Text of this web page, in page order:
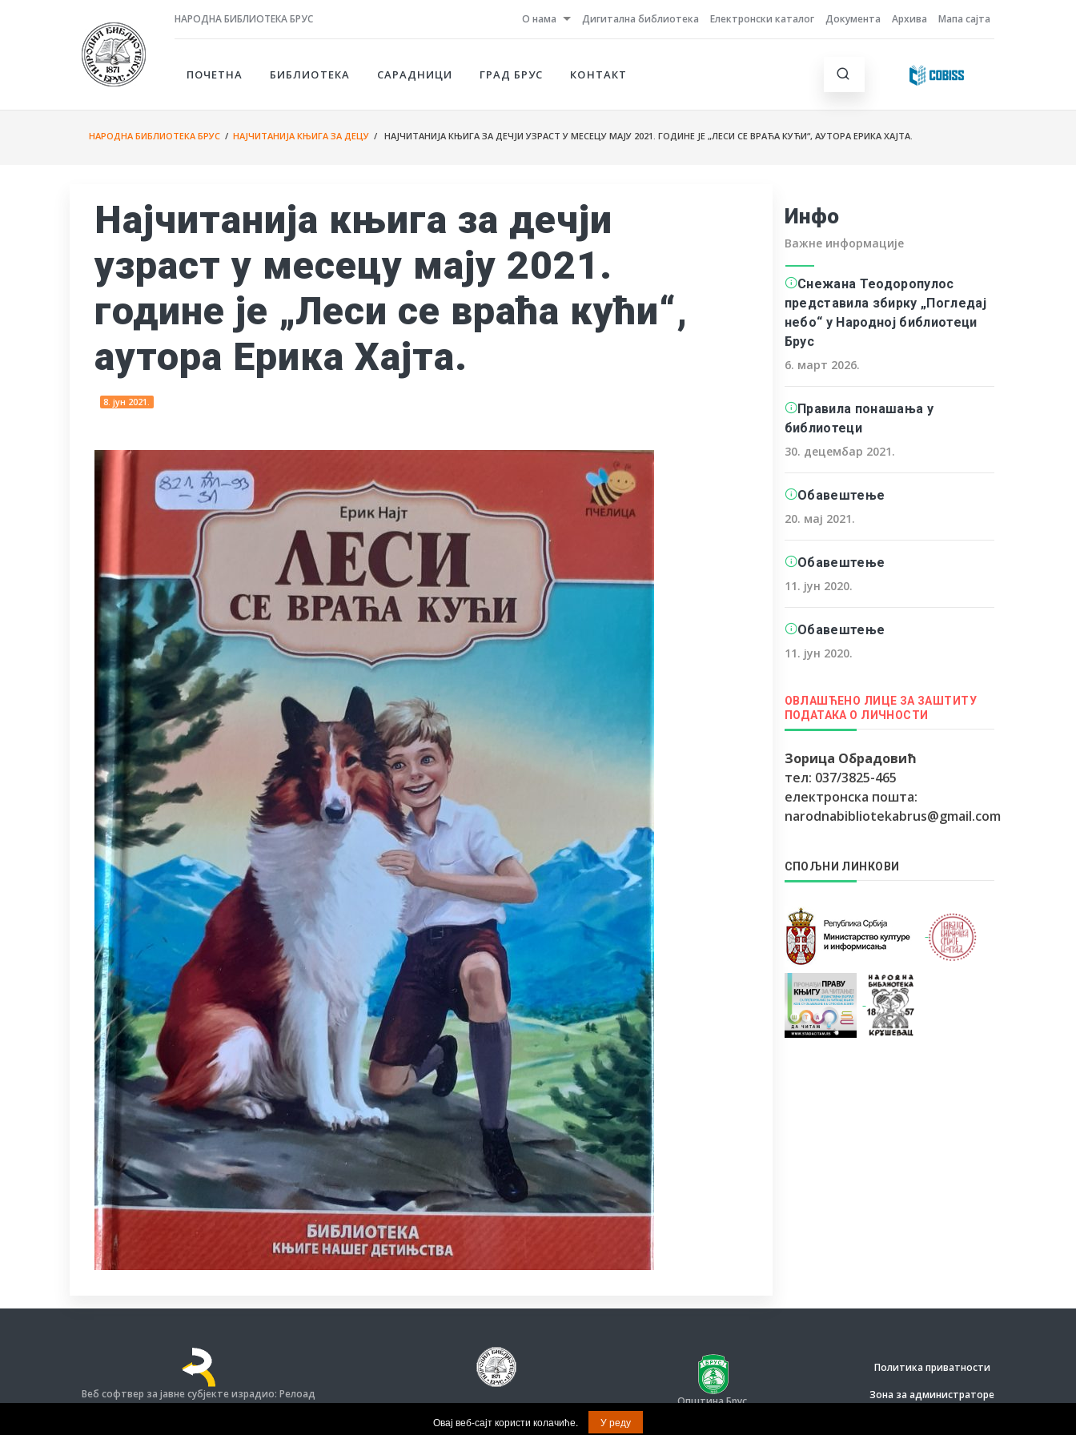
НАРОДНА БИБЛИОТЕКА БРУС О нама Дигитална библиотека Електронски каталог Документа Архива Мапа сајта
ПОЧЕТНА БИБЛИОТЕКА САРАДНИЦИ ГРАД БРУС КОНТАКТ
НАРОДНА БИБЛИОТЕКА БРУС / НАЈЧИТАНИЈА КЊИГА ЗА ДЕЦУ / НАJЧИТАНИЈА КЊИГА ЗА ДЕЧЈИ УЗРАСТ У МЕСЕЦУ МАЈУ 2021. ГОДИНЕ ЈЕ „ЛЕСИ СЕ ВРАЋА КУЋИ“, АУТОРА ЕРИКА ХАЈТА.
Наjчитанија књига за дечји
узраст у месецу мају 2021.
године је „Леси се враћа кући“,
аутора Ерика Хајта.
8. јун 2021.
Инфо
Важне информације
Снежана Теодоропулос
представила збирку „Погледај
небо“ у Народној библиотеци
Брус
6. март 2026.
Правила понашања у
библиотеци
30. децембар 2021.
Обавештење
20. мај 2021.
Обавештење
11. јун 2020.
Обавештење
11. јун 2020.
ОВЛАШЋЕНО ЛИЦЕ ЗА ЗАШТИТУ
ПОДАТАКА О ЛИЧНОСТИ
Зорица Обрадовић
тел: 037/3825-465
електронска пошта:
narodnabibliotekabrus@gmail.com
СПОЉНИ ЛИНКОВИ
Политика приватности
Зона за администраторе
Општина Брус.
Веб софтвер за јавне субјекте израдио: Релоад
Овај веб-сајт користи колачиће.
У реду